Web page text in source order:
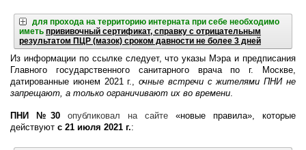
для прохода на территорию интерната при себе необходимо
иметь прививочный сертификат, справку с отрицательным
результатом ПЦР (мазок) сроком давности не более 3 дней
Из информации по ссылке следует, что указы Мэра и предписания
Главного государственного санитарного врача по г. Москве,
датированные июнем 2021 г.,очные встречи с жителями ПНИ не
запрещают, а только ограничивают их во времени.
ПНИ №30 опубликовал на сайте «новые правила», которые
действуют с 21 июля 2021 г.: